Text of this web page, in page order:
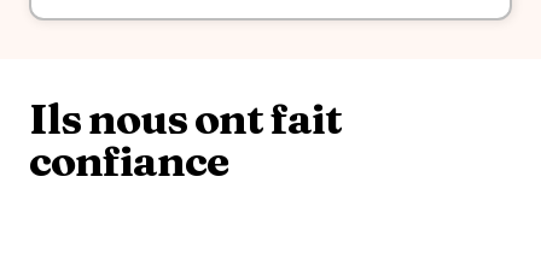
Ils nous ont fait
confiance